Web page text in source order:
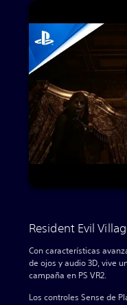
Resident Evil
Con características
de ojos y audio 3D, vive
campaña en PS VR2.
Los controles Sense de